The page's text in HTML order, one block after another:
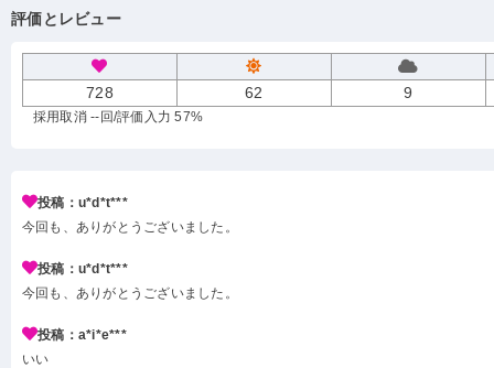
評価とレビュー
728 62 9
採用取消 --回/評価入力 57%
投稿：u*d*t***
今回も、ありがとうございました。
投稿：u*d*t***
今回も、ありがとうございました。
投稿：a*i*e***
いい